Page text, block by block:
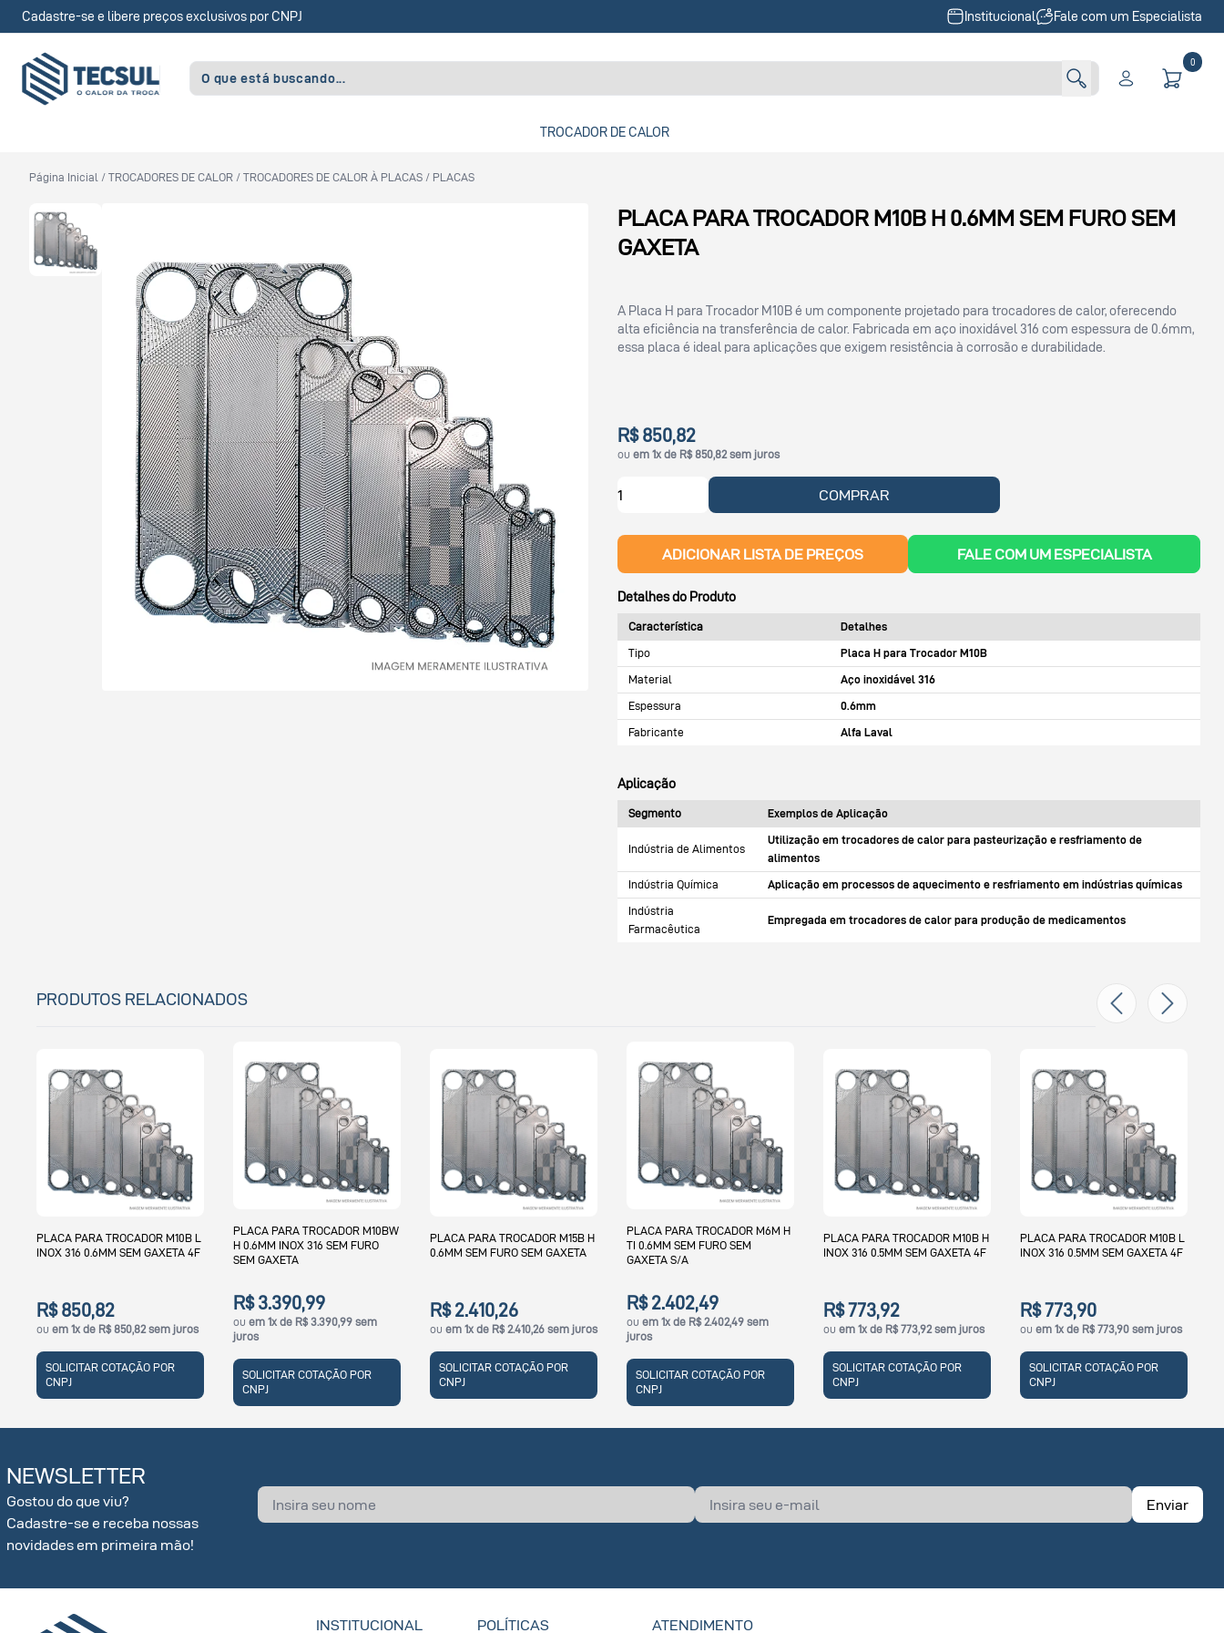
Cadastre-se e libere preços exclusivos por CNPJ Institucional Fale com um Especialista
0
TROCADOR DE CALOR
Página Inicial / TROCADORES DE CALOR / TROCADORES DE CALOR À PLACAS / PLACAS
PLACA PARA TROCADOR M10B H 0.6MM SEM FURO SEM
GAXETA
A Placa H para Trocador M10B é um componente projetado para trocadores de calor, oferecendo
alta eficiência na transferência de calor. Fabricada em aço inoxidável 316 com espessura de 0.6mm,
essa placa é ideal para aplicações que exigem resistência à corrosão e durabilidade.
R$ 850,82
ouem 1x de R$ 850,82 sem juros
COMPRAR
ADICIONAR LISTA DE PREÇOS FALE COM UM ESPECIALISTA
Detalhes do Produto
Característica
Detalhes
Tipo
Placa H para Trocador M10B
Material
Aço inoxidável 316
Espessura
0.6mm
Fabricante
Alfa Laval
Aplicação
Segmento Exemplos de Aplicação
Indústria de Alimentos
Utilização em trocadores de calor para pasteurização e resfriamento de
alimentos
Indústria Química
Aplicação em processos de aquecimento e resfriamento em indústrias químicas
Indústria
Farmacêutica
Empregada em trocadores de calor para produção de medicamentos
PRODUTOS RELACIONADOS
PLACA PARA TROCADOR M10BW
H 0.6MM INOX 316 SEM FURO
SEM GAXETA
R$ 3.390,99
em 1x de R$ 3.390,99 sem
juros
SOLICITAR COTAÇÃO POR
CNPJ
PLACA PARA TROCADOR M15B H
0.6MM SEM FURO SEM GAXETA
R$ 2.410,26
ou em 1x de R$ 2.410,26 sem juros
SOLICITAR COTAÇÃO POR
CNPJ
PLACA PARA TROCADOR M6M H
TI 0.6MM SEM FURO SEM
GAXETA S/A
R$ 2.402,49
em 1x de R$ 2.402,49 sem
juros
SOLICITAR COTAÇÃO POR
CNPJ
PLACA PARA TROCADOR M10B H
INOX 316 0.5MM SEM GAXETA 4F
R$ 773,92
ou em 1x de R$ 773,92 sem juros
SOLICITAR COTAÇÃO POR
CNPJ
PLACA PARA TROCADOR M10B L
INOX 316 0.5MM SEM GAXETA 4F
R$ 773,90
ou em 1x de R$ 773,90 sem juros
SOLICITAR COTAÇÃO POR
CNPJ
PLACA PARA TROCADOR M10BW
H INOX 316 0.6MM SEM GAXETA
juros
SOLICITAR COTAÇÃO POR
CNPJ
NEWSLETTER
Gostou do que viu?
Cadastre-se e receba nossas
novidades em primeira mão!
Enviar
INSTITUCIONAL POLÍTICAS ATENDIMENTO